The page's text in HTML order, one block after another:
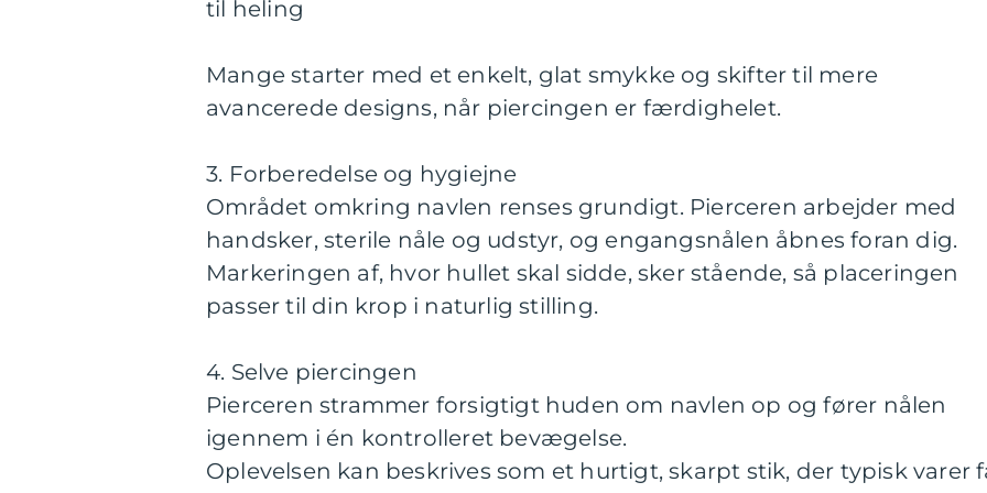
til heling
Mange starter med et enkelt, glat smykke og skifter til mere
avancerede designs, når piercingen er færdighelet.
3. Forberedelse og hygiejne
Området omkring navlen renses grundigt. Pierceren arbejder med
handsker, sterile nåle og udstyr, og engangsnålen åbnes foran dig.
Markeringen af, hvor hullet skal sidde, sker stående, så placeringen
passer til din krop i naturlig stilling.
4. Selve piercingen
Pierceren strammer forsigtigt huden om navlen op og fører nålen
igennem i én kontrolleret bevægelse.
Oplevelsen kan beskrives som et hurtigt, skarpt stik, der typisk varer